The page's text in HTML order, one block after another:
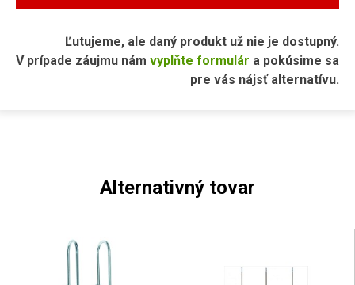
Ľutujeme, ale daný produkt už nie je dostupný.
V prípade záujmu nám vyplňte formulár a pokúsime sa
pre vás nájsť alternatívu.
Alternativný tovar